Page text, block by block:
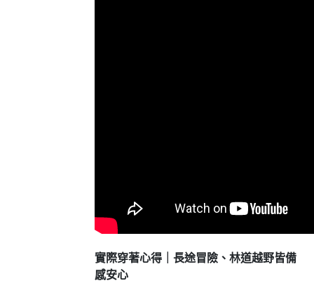
實際穿著心得｜長途冒險、林道越野皆備
感安心